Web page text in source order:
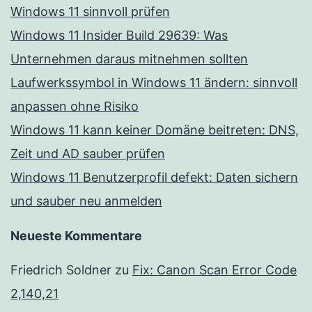
Windows 11 sinnvoll prüfen
Windows 11 Insider Build 29639: Was
Unternehmen daraus mitnehmen sollten
Laufwerkssymbol in Windows 11 ändern: sinnvoll
anpassen ohne Risiko
Windows 11 kann keiner Domäne beitreten: DNS,
Zeit und AD sauber prüfen
Windows 11 Benutzerprofil defekt: Daten sichern
und sauber neu anmelden
Neueste Kommentare
Friedrich Soldner zu Fix: Canon Scan Error Code
2,140,21